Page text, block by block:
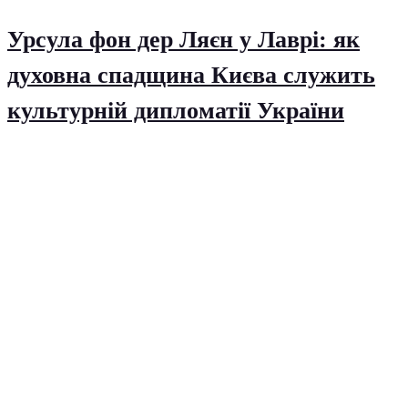
Урсула фон дер Ляєн у Лаврі: як
духовна спадщина Києва служить
культурній дипломатії України